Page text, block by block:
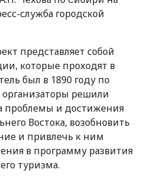
служба городской
представляет собой
которые проходят в
был в 1890 году по
организаторы решили
проблемы и достижения
Востока, возобновить
и привлечь к ним
в программу развития
туризма.